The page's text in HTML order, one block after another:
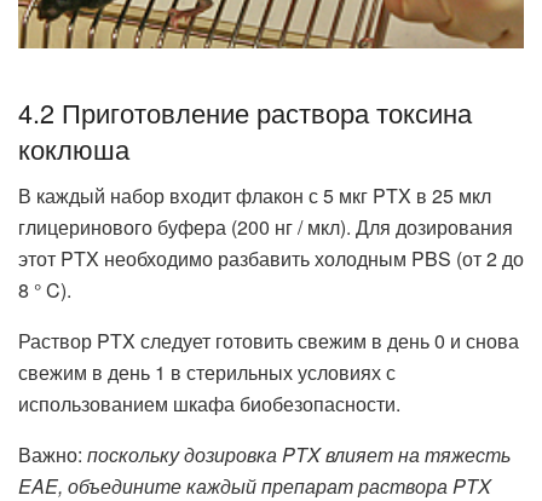
4.2 Приготовление раствора токсина
коклюша
В каждый набор входит флакон с 5 мкг PTX в 25 мкл
глицеринового буфера (200 нг / мкл). Для дозирования
этот PTX необходимо разбавить холодным PBS (от 2 до
8 ° C).
Раствор PTX следует готовить свежим в день 0 и снова
свежим в день 1 в стерильных условиях с
использованием шкафа биобезопасности.
Важно: поскольку дозировка PTX влияет на тяжесть
EAE, объедините каждый препарат раствора PTX